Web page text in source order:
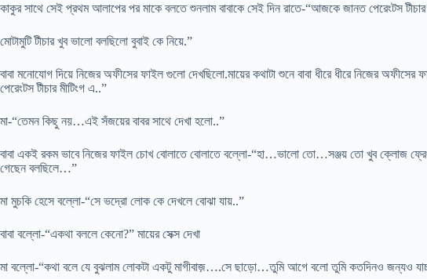
কাকুর সাথে সেই প্রথম আলাপের পর মাকে বলতে শুনলাম বাবাকে সেই দিন রাতে-“আজকে জানত পেরেংটস টীচার
মোটামুটি টীচার খুব ভালো বলছিলো বুবাই কে নিয়ে.”
বাবা মনোযোগ দিয়ে নিজের অফীসের ফাইল গুলো দেখছিলো.মায়ের কথাটা শুনে বাবা ধীরে ধীরে নিজের
পেরেংটস টীচার মীটিংগ এ..”
মা-“তেমন কিছু নয়…এই সঁজয়ের বাবর সাথে দেখা হলো..”
বাবা একই রকম ভাবে নিজের ফাইল চোখ বোলাতে বোলাতে বল্লো-“হা…ভালো তো…সঞ্জয় তো খুব ক্লোজ
গেছেন বলছিলে…”
মা মুচকি হেসে বল্লো-“সে ভদ্রো লোক কে দেখলে বোঝা যায়..”
বাবা বল্লো-“একথা বললে কেনো?” মায়ের সেক্স দেখা
মা বল্লো-“কথা বলে যে বুঝলাম লোকটা একটু মাগীবাজ়….সে ছাড়ো…তুমি আগে বলো তুমি কতদিনও জন্যও